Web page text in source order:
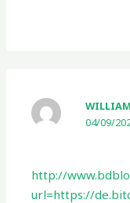
04/09/
http://
url=https://